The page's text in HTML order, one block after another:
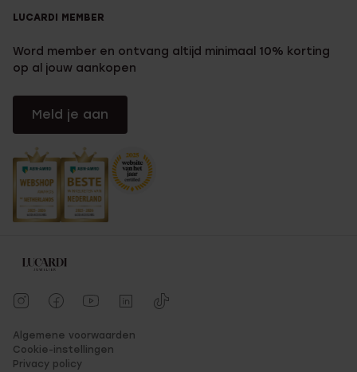
LUCARDI MEMBER
Word member en ontvang altijd minimaal 10% korting
op al jouw aankopen
Meld je aan
Algemene voorwaarden
Cookie-instellingen
Privacy policy